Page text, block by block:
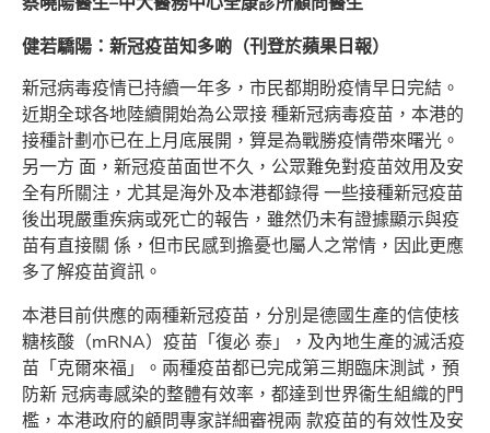
健若驕陽：新冠疫苗知多啲（刊登於蘋果日報）
新冠病毒疫情已持續一年多，市民都期盼疫情早日完結。
近期全球各地陸續開始為公眾接 種新冠病毒疫苗，本港的
接種計劃亦已在上月底展開，算是為戰勝疫情帶來曙光。
另一方 面，新冠疫苗面世不久，公眾難免對疫苗效用及安
全有所關注，尤其是海外及本港都錄得 一些接種新冠疫苗
後出現嚴重疾病或死亡的報告，雖然仍未有證據顯示與疫
苗有直接關 係，但市民感到擔憂也屬人之常情，因此更應
多了解疫苗資訊。
本港目前供應的兩種新冠疫苗，分別是德國生產的信使核
糖核酸（mRNA）疫苗「復必 泰」，及內地生產的滅活疫
苗「克爾來福」。兩種疫苗都已完成第三期臨床測試，預
防新 冠病毒感染的整體有效率，都達到世界衞生組織的門
檻，本港政府的顧問專家詳細審視兩 款疫苗的有效性及安